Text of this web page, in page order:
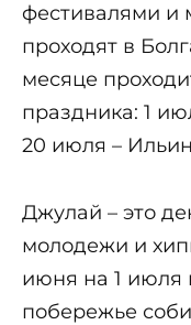
фестивалями и
проходят в
месяце
праздника: 1
20 июля –
Джулай – это
молодежи и
июня на 1 июля
побережье